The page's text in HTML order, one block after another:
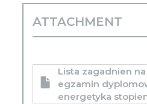
ATTACHMENT
Lista zagadnien na
egzamin
energetyka